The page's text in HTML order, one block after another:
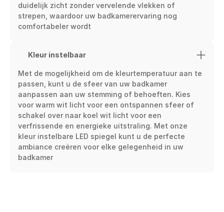
duidelijk zicht zonder vervelende vlekken of
strepen, waardoor uw badkamerervaring nog
comfortabeler wordt
Kleur instelbaar
Met de mogelijkheid om de kleurtemperatuur aan te
passen, kunt u de sfeer van uw badkamer
aanpassen aan uw stemming of behoeften. Kies
voor warm wit licht voor een ontspannen sfeer of
schakel over naar koel wit licht voor een
verfrissende en energieke uitstraling. Met onze
kleur instelbare LED spiegel kunt u de perfecte
ambiance creëren voor elke gelegenheid in uw
badkamer